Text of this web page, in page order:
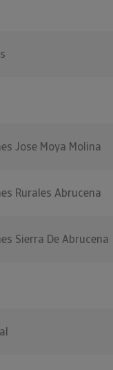
Jose Moya Molina
Rurales Abrucena
Sierra De Abrucena